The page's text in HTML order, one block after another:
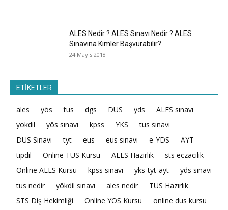
ALES Nedir ? ALES Sınavı Nedir ? ALES
Sınavına Kimler Başvurabilir?
24 Mayıs 2018
ETİKETLER
ales yös tus dgs DUS yds
ALES sınavı
yokdil
yös sınavı kpss YKS
tus sınavı
DUS Sınavı
tyt eus eus sınavı e-YDS
AYT
tıpdil
Online TUS Kursu ALES Hazırlık
sts eczacılık
Online ALES Kursu
kpss sınavı yks-tyt-ayt
yds sınavı
tus nedir
yökdil sınavı ales nedir
TUS Hazırlık
STS Diş Hekimliği
Online YÖS Kursu
online dus kursu